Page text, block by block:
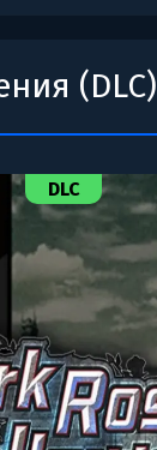
(DLC)
DLC